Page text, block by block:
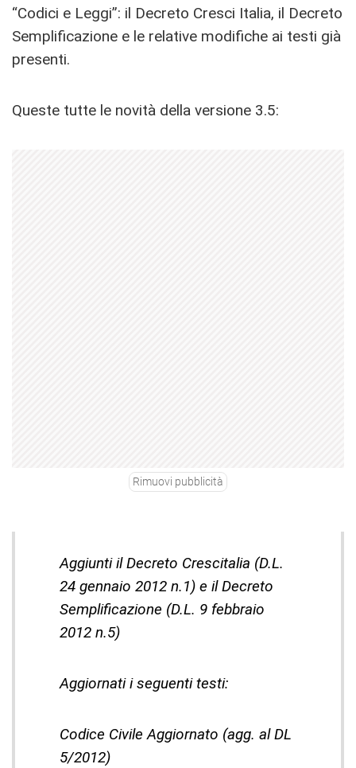
“Codici e Leggi”: il Decreto Cresci Italia, il Decreto
Semplificazione e le relative modifiche ai testi già
presenti.
Queste tutte le novità della versione 3.5:
Rimuovi pubblicità
Aggiunti il Decreto Crescitalia (D.L.
24 gennaio 2012 n.1) e il Decreto
Semplificazione (D.L. 9 febbraio
2012 n.5)
Aggiornati i seguenti testi:
Codice Civile Aggiornato (agg. al DL
5/2012)